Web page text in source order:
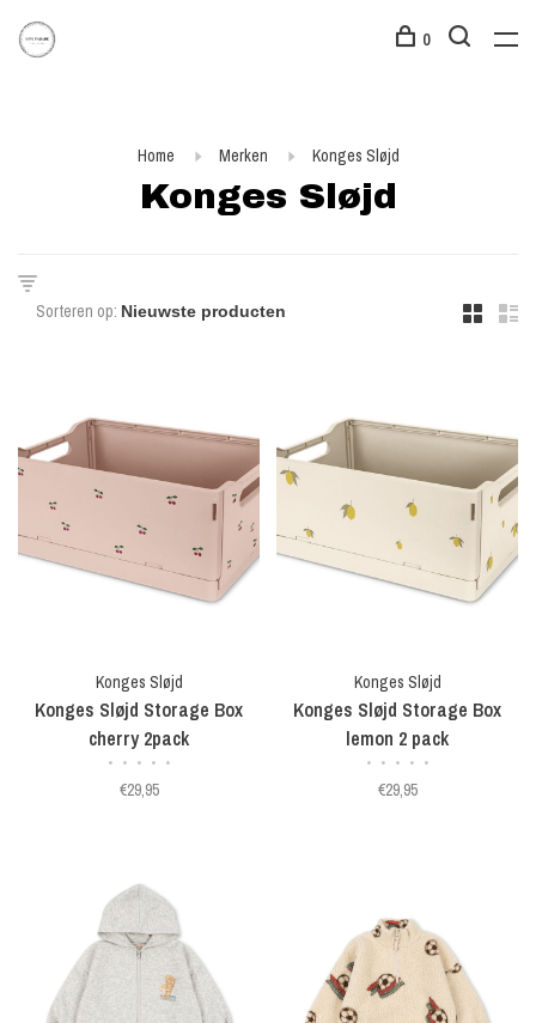
0
Home Merken Konges Sløjd
Konges Sløjd
Sorteren op:
Konges Sløjd
Konges Sløjd Storage Box
cherry 2pack
• • • • •
€29,95
Konges Sløjd
Konges Sløjd Storage Box
lemon 2 pack
• • • • •
€29,95